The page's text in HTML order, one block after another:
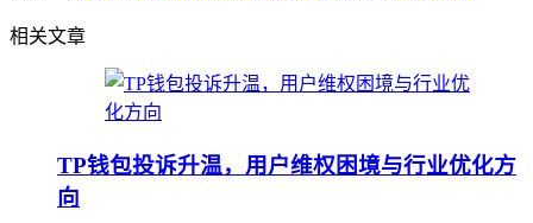
相关文章
TP钱包投诉升温，用户维权困境与行业优化方
向